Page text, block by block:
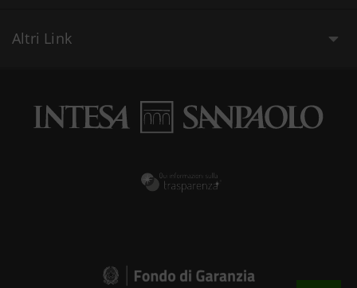
Altri Link